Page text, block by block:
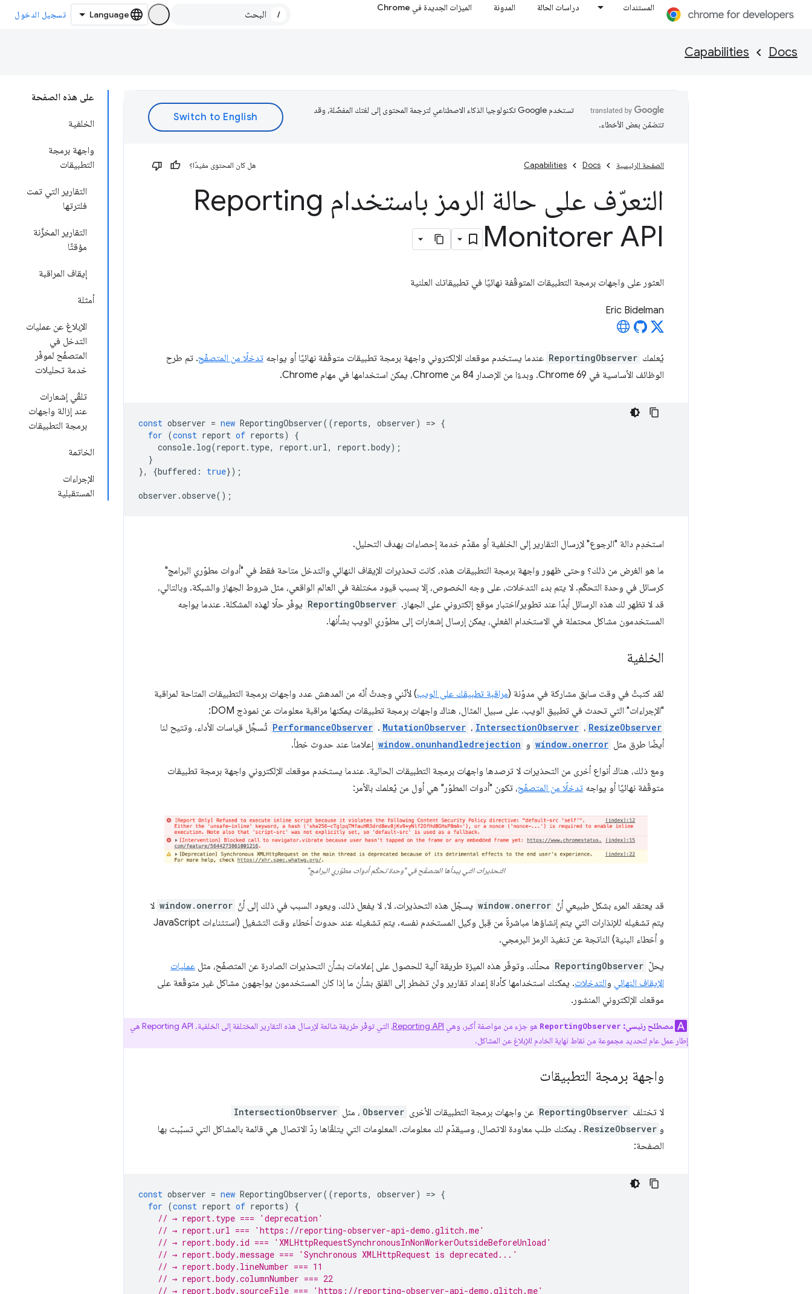
المستندات دراسات الحالة المدونة الميزات الجديدة في Chrome
/ تسجيل الدخول
Docs
Capabilities
على هذه الصفحة
الخلفية
واجهة برمجة
التطبيقات
التقارير التي تمت
فلترتها
التقارير المخزَّنة
مؤقتًا
إيقاف المراقبة
أمثلة
الإبلاغ عن عمليات
التدخل في
المتصفّح لموفّر
خدمة تحليلات
تلقّي إشعارات
عند إزالة واجهات
برمجة التطبيقات
الخاتمة
الإجراءات
المستقبلية
تستخدم Google تكنولوجيا الذكاء الاصطناعي لترجمة المحتوى إلى لغتك المفضّلة، وقد
تتضمّن بعض الأخطاء.
الصفحة الرئيسية Docs
Capabilities هل كان المحتوى مفيدًا؟
التعرّف على حالة الرمز باستخدام Reporting
Monitorer API
العثور على واجهات برمجة التطبيقات المتوقّفة نهائيًا في تطبيقاتك العلنية
Eric Bidelman
يُعلمك ReportingObserver عندما يستخدم موقعك الإلكتروني واجهة برمجة تطبيقات متوقّفة نهائيًا أو يواجه تدخلًا من المتصفّح. تم طرح
الوظائف الأساسية في Chrome 69. وبدءًا من الإصدار 84 من Chrome، يمكن استخدامها في مهام Chrome.
const observer = new ReportingObserver((reports, observer) => {
for (const report of reports)
{
console. log(report. type, report.url, report.body);
}
},
{buffered : true});
observer .observe();
استخدِم دالة "الرجوع" لإرسال التقارير إلى الخلفية أو مقدّم خدمة إحصاءات بهدف التحليل.
ما هو الغرض من ذلك؟ وحتى ظهور واجهة برمجة التطبيقات هذه، كانت تحذيرات الإيقاف النهائي والتدخل متاحة فقط في "أدوات مطوّري البرامج"
كرسائل في وحدة التحكّم. لا يتم بدء التدخلات، على وجه الخصوص، إلا بسبب قيود مختلفة في العالم الواقعي، مثل شروط الجهاز والشبكة. وبالتالي،
قد لا تظهر لك هذه الرسائل أبدًا عند تطوير/اختبار موقع إلكتروني على الجهاز. ReportingObserver يوفّر حلًا لهذه المشكلة. عندما يواجه
المستخدمون مشاكل محتملة في الاستخدام الفعلي، يمكن إرسال إشعارات إلى مطوّري الويب بشأنها.
الخلفية
لقد كتبتُ في وقت سابق مشاركة في مدوّنة (مراقبة تطبيقك على الويب) لأنّني وجدتُ أنّه من المدهش عدد واجهات برمجة التطبيقات المتاحة لمراقبة
"الإجراءات" التي تحدث في تطبيق الويب. على سبيل المثال، هناك واجهات برمجة تطبيقات يمكنها مراقبة معلومات عن نموذج DOM:
ResizeObserver ، IntersectionObserver ، MutationObserver
.
PerformanceObserver تُسجِّل قياسات الأداء. وتتيح لنا
أيضًا طرق مثل window.onerror و window.onunhandledrejection إعلامنا عند حدوث خطأ.
ومع ذلك، هناك أنواع أخرى من التحذيرات لا ترصدها واجهات برمجة التطبيقات الحالية. عندما يستخدم موقعك الإلكتروني واجهة برمجة تطبيقات
متوقّفة نهائيًا أو يواجه تدخلًا من المتصفّح، تكون "أدوات المطوّر" هي أول من يُعلمك بالأمر:
التحذيرات التي يبدأها المتصفّح في "وحدة تحكّم أدوات مطوّري البرامج"
قد يعتقد المرء بشكل طبيعي أنّ window.onerror يسجّل هذه التحذيرات. لا، لا يفعل ذلك. ويعود السبب في ذلك إلى أنّ window.onerror لا
يتم تشغيله للإنذارات التي يتم إنشاؤها مباشرةً من قِبل وكيل المستخدم نفسه. يتم تشغيله عند حدوث أخطاء وقت التشغيل (استثناءات JavaScript
و أخطاء البنية) الناتجة عن تنفيذ الرمز البرمجي.
يحلّ ReportingObserver محلّك. وتوفّر هذه الميزة طريقة آلية للحصول على إعلامات بشأن التحذيرات الصادرة عن المتصفّح، مثل عمليات
الإيقاف النهائي والتدخلات. يمكنك استخدامها كأداة إعداد تقارير ولن تضطر إلى القلق بشأن ما إذا كان المستخدمون يواجهون مشاكل غير متوقّعة على
موقعك الإلكتروني المنشور.
مصطلح رئيسي: ReportingObserver هو جزء من مواصفة أكبر، وهي Reporting API
، التي توفّر طريقة شائعة لإرسال هذه التقارير المختلفة إلى الخلفية. Reporting API هي
إطار عمل عام لتحديد مجموعة من نقاط نهاية الخادم للإبلاغ عن المشاكل.
واجهة برمجة التطبيقات
لا تختلف ReportingObserver عن واجهات برمجة التطبيقات الأخرى Observer ، مثل IntersectionObserver
و ResizeObserver . يمكنك طلب معاودة الاتصال، وسيقدّم لك معلومات. المعلومات التي يتلقّاها ردّ الاتصال هي قائمة بالمشاكل التي تسبّبت بها
الصفحة:
const observer = new ReportingObserver((reports, observer) => {
for (const report of reports)
{
// → report.type === 'deprecation'
// → report.url === 'https://reporting-observer-api-demo.glitch.me'
// → report.body.id === 'XMLHttpRequestSynchronousInNonWorkerOutsideBeforeUnload'
// → report.body.message === 'Synchronous XMLHttpRequest is deprecated...'
// → report.body.lineNumber === 11
// → report.body.columnNumber === 22
// → report.body.sourceFile === 'https://reporting-observer-api-demo.glitch.me'